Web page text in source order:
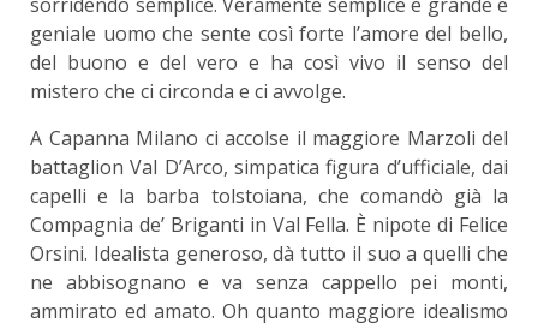
geniale uomo che sente così forte l’amore del bello,
del buono e del vero e ha così vivo il senso del
mistero che ci circonda e ci avvolge.
A Capanna Milano ci accolse il maggiore Marzoli del
battaglion Val D’Arco, simpatica figura d’ufficiale, dai
capelli e la barba tolstoiana, che comandò già la
Compagnia de’ Briganti in Val Fella. È nipote di Felice
Orsini. Idealista generoso, dà tutto il suo a quelli che
ne abbisognano e va senza cappello pei monti,
ammirato ed amato. Oh quanto maggiore idealismo